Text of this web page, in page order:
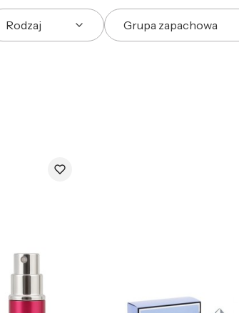
Rodzaj Grupa zapachowa